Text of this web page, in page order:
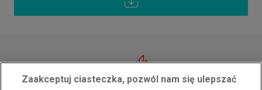
Zaakceptuj ciasteczka, pozwól nam się ulepszać